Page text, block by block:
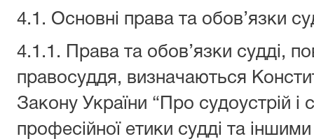
4.1. Основні права та обов’язки
4.1.1. Права та обов’язки судді,
правосуддя, визначаються
Закону України “Про судоустрій і
професійної етики судді та